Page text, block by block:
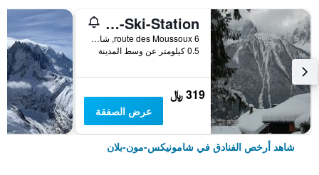
Chalet-Ski-Station
6 route des Moussoux, شامونيكس-مون-بلان, إقليم سافوا العليا, فرنسا
0.5 كيلومتر عن وسط المدينة
319 ﷼
عرض الصفقة
شاهد أرخص الفنادق في شامونيكس-مون-بلان